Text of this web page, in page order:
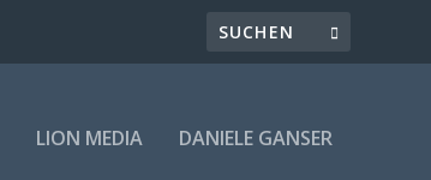
LION MEDIA DANIELE GANSER